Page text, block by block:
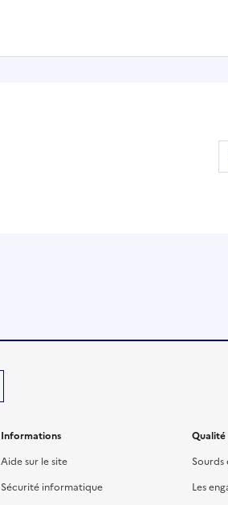
Informations
Aide sur le site
Sécurité informatique
Qualité
Les